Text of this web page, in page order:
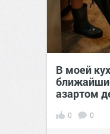
В моей
азартом
0 0